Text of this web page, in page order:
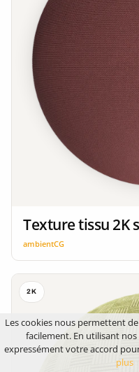
Texture tissu 2K
ambientCG
2K
Les cookies nous permettent
facilement. En utilisant
expressément votre accord
plus